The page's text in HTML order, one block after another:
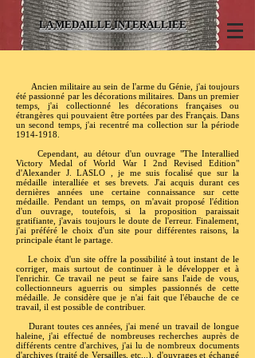
LA MEDAILLE INTERALLIEE
Ancien militaire au sein de l'arme du Génie, j'ai toujours
été passionné par les décorations militaires. Dans un premier
temps, j'ai collectionné les décorations françaises ou
étrangères qui pouvaient être portées par des Français. Dans
un second temps, j'ai recentré ma collection sur la période
1914-1918
Cependant, au détour d'un ouvrage "The Interallied
Victory Medal of World War I 2nd Revised Edition"
d'Alexander J. LASLO , je me suis focalisé que sur la
médaille interalliée et ses brevets. J'ai acquis durant ces
dernières années une certaine connaissance sur cette
médaille. Pendant un temps, on m'avait proposé l'édition
d'un ouvrage, toutefois, si la proposition paraissait
gratifiante, j'avais toujours le doute de l'erreur. Finalement,
j'ai préféré le choix d'un site pour différentes raisons, la
principale étant le partage.
Le choix d'un site offre la possibilité à tout instant de le
corriger, mais surtout de continuer à le développer et à
l'enrichir. Ce travail ne peut se faire sans l'aide de vous,
collectionneurs aguerris ou simples passionnés de cette
médaille. Je considère que je n'ai fait que l'ébauche de ce
travail, il est possible de contribuer.
Durant toutes ces années, j'ai mené un travail de longue
haleine, j'ai effectué de nombreuses recherches auprès de
différents centre d'archives, j'ai lu de nombreux documents
d'archives (traité de Versailles, etc...), d'ouvrages et échangé